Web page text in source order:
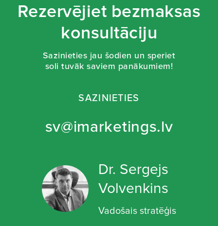
Rezervējiet bezmaksas
konsultāciju
Sazinieties jau šodien un speriet
soli tuvāk saviem panākumiem!
SAZINIETIES
sv@imarketings.lv
Dr. Sergejs
Volvenkins
Vadošais stratēģis